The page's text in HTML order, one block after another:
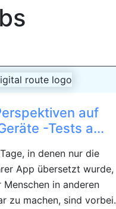
auf
-Tests a...
in denen nur die
App übersetzt wurde,
Menschen in anderen
zu machen, sind vorbei.